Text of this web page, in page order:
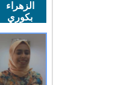
الزهراء
بكوري